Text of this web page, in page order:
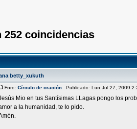
252 coincidencias
betty_xukuth
Foro: Círculo de oración Publicado: Lun Jul 27, 2009
Mio en tus Santísimas LLagas pongo los
a la humanidad, te lo pido.